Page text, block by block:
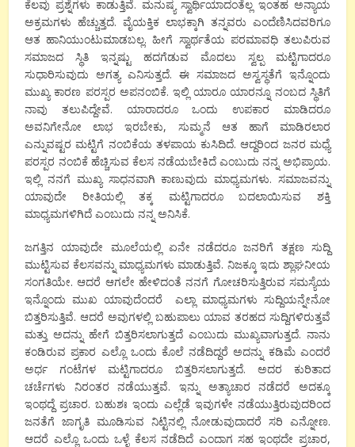
ಕೆಲವು ಪ್ರಶ್ನೆಗಳು ಕಾಡುತ್ತಿವೆ. ಮನುಷ್ಯ ಸ್ವಾರ್ಥಿಯಾದಂತೆಲ್ಲ ಇಂತಹ ಅನ್ಯಾಯ
ಅಕ್ರಮಗಳು ಹೆಚ್ಚುತ್ತದೆ. ವೈಯಕ್ತಿಕ ಲಾಭಕ್ಕಾಗಿ ತನ್ನವರು ಎಂದೆಣಿಸಿದವರಿಗೂ
ಆತ ಹಾನಿಯುಂಟುಮಾಡಬಲ್ಲ. ಹೀಗೆ ಸ್ವಾರ್ಥತೆಯ ಪರಮಾವಧಿ ತಲುಪಿರುವ
ಸಮಾಜದ ಸ್ಥಿತಿ ಇನ್ನಷ್ಟು ಹದಗೆಡುವ ಮೊದಲು ಸ್ವಲ್ಪ ಮಟ್ಟಿಗಾದರೂ
ಸುಧಾರಿಸುವುದು ಅಗತ್ಯ ಎನಿಸುತ್ತದೆ. ಈ ಸಮಾಜದ ಅಸ್ವಸ್ಥತೆಗೆ ಇನ್ನೊಂದು
ಮುಖ್ಯ ಕಾರಣ ಪರಸ್ಪರ ಅಪನಂಬಿಕೆ. ಇಲ್ಲಿ ಯಾರೂ ಯಾರನ್ನೂ ನಂಬದ ಸ್ಥಿತಿಗೆ
ನಾವು ತಲುಪಿದ್ದೇವೆ. ಯಾರಾದರೂ ಒಂದು ಉಪಕಾರ ಮಾಡಿದರೂ
ಅವನಿಗೇನೋ ಲಾಭ ಇರಬೇಕು, ಸುಮ್ಮನೆ ಆತ ಹಾಗೆ ಮಾಡಿರಲಾರ
ಎನ್ನುವಷ್ಟರ ಮಟ್ಟಿಗೆ ನಂಬಿಕೆಯ ತಳಪಾಯ ಕುಸಿದಿದೆ. ಆದ್ದರಿಂದ ಜನರ ಮಧ್ಯೆ
ಪರಸ್ಪರ ನಂಬಿಕೆ ಹೆಚ್ಚಿಸುವ ಕೆಲಸ ನಡೆಯಬೇಕಿದೆ ಎಂಬುದು ನನ್ನ ಅಭಿಪ್ರಾಯ.
ಇಲ್ಲಿ ನನಗೆ ಮುಖ್ಯ ಸಾಧನವಾಗಿ ಕಾಣುವುದು ಮಾಧ್ಯಮಗಳು. ಸಮಾಜವನ್ನು
ಯಾವುದೇ ರೀತಿಯಲ್ಲಿ ತಕ್ಕ ಮಟ್ಟಿಗಾದರೂ ಬದಲಾಯಿಸುವ ಶಕ್ತಿ
ಮಾಧ್ಯಮಗಳಿಗಿದೆ ಎಂಬುದು ನನ್ನ ಅನಿಸಿಕೆ.
ಜಗತ್ತಿನ ಯಾವುದೇ ಮೂಲೆಯಲ್ಲಿ ಏನೇ ನಡೆದರೂ ಜನರಿಗೆ ತಕ್ಷಣ ಸುದ್ದಿ
ಮುಟ್ಟಿಸುವ ಕೆಲಸವನ್ನು ಮಾಧ್ಯಮಗಳು ಮಾಡುತ್ತಿವೆ. ನಿಜಕ್ಕೂ ಇದು ಶ್ಲಾಘನೀಯ
ಸಂಗತಿಯೇ. ಆದರೆ ಆಗಲೇ ಹೇಳಿದಂತೆ ನನಗೆ ಗೋಚರಿಸುತ್ತಿರುವ ಸಮಸ್ಯೆಯ
ಇನ್ನೊಂದು ಮುಖ ಯಾವುದೆಂದರೆ ಎಲ್ಲಾ ಮಾಧ್ಯಮಗಳು ಸುದ್ದಿಯನ್ನೇನೋ
ಬಿತ್ತರಿಸುತ್ತಿವೆ. ಆದರೆ ಅವುಗಳಲ್ಲಿ ಬಹುಪಾಲು ಯಾವ ತರಹದ ಸುದ್ದಿಗಳಿರುತ್ತವೆ
ಮತ್ತು ಅದನ್ನು ಹೇಗೆ ಬಿತ್ತರಿಸಲಾಗುತ್ತದೆ ಎಂಬುದು ಮುಖ್ಯವಾಗುತ್ತದೆ. ನಾನು
ಕಂಡಿರುವ ಪ್ರಕಾರ ಎಲ್ಲೊ ಒಂದು ಕೊಲೆ ನಡೆದಿದ್ದರೆ ಅದನ್ನು ಕಡಿಮೆ ಎಂದರೆ
ಅರ್ಧ ಗಂಟೆಗಳ ಮಟ್ಟಿಗಾದರೂ ಬಿತ್ತರಿಸಲಾಗುತ್ತದೆ. ಅದರ ಕುರಿತಾದ
ಚರ್ಚೆಗಳು ನಿರಂತರ ನಡೆಯುತ್ತವೆ. ಇನ್ನು ಅತ್ಯಾಚಾರ ನಡೆದರೆ ಅದಕ್ಕೂ
ಇಂಥದ್ದೆ ಪ್ರಚಾರ. ಬಹುಶಃ ಇಂದು ಎಲ್ಲೆಡೆ ಇವುಗಳೇ ನಡೆಯುತ್ತಿರುವುದರಿಂದ
ಜನತೆಗೆ ಜಾಗೃತಿ ಮೂಡಿಸುವ ನಿಟ್ಟಿನಲ್ಲಿ ನೋಡುವುದಾದರೆ ಸರಿ ಎನ್ನೋಣ.
ಆದರೆ ಎಲ್ಲೊ ಒಂದು ಒಳ್ಳೆ ಕೆಲಸ ನಡೆದಿದೆ ಎಂದಾಗ ಸಹ ಇಂಥದೇ ಪ್ರಚಾರ,